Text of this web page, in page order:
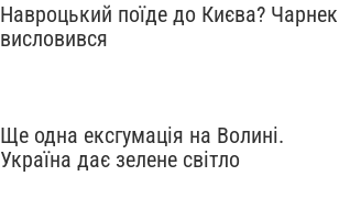
Навроцький поїде до Києва? Чарнек
висловився
Ще одна ексгумація на Волині.
Україна дає зелене світло